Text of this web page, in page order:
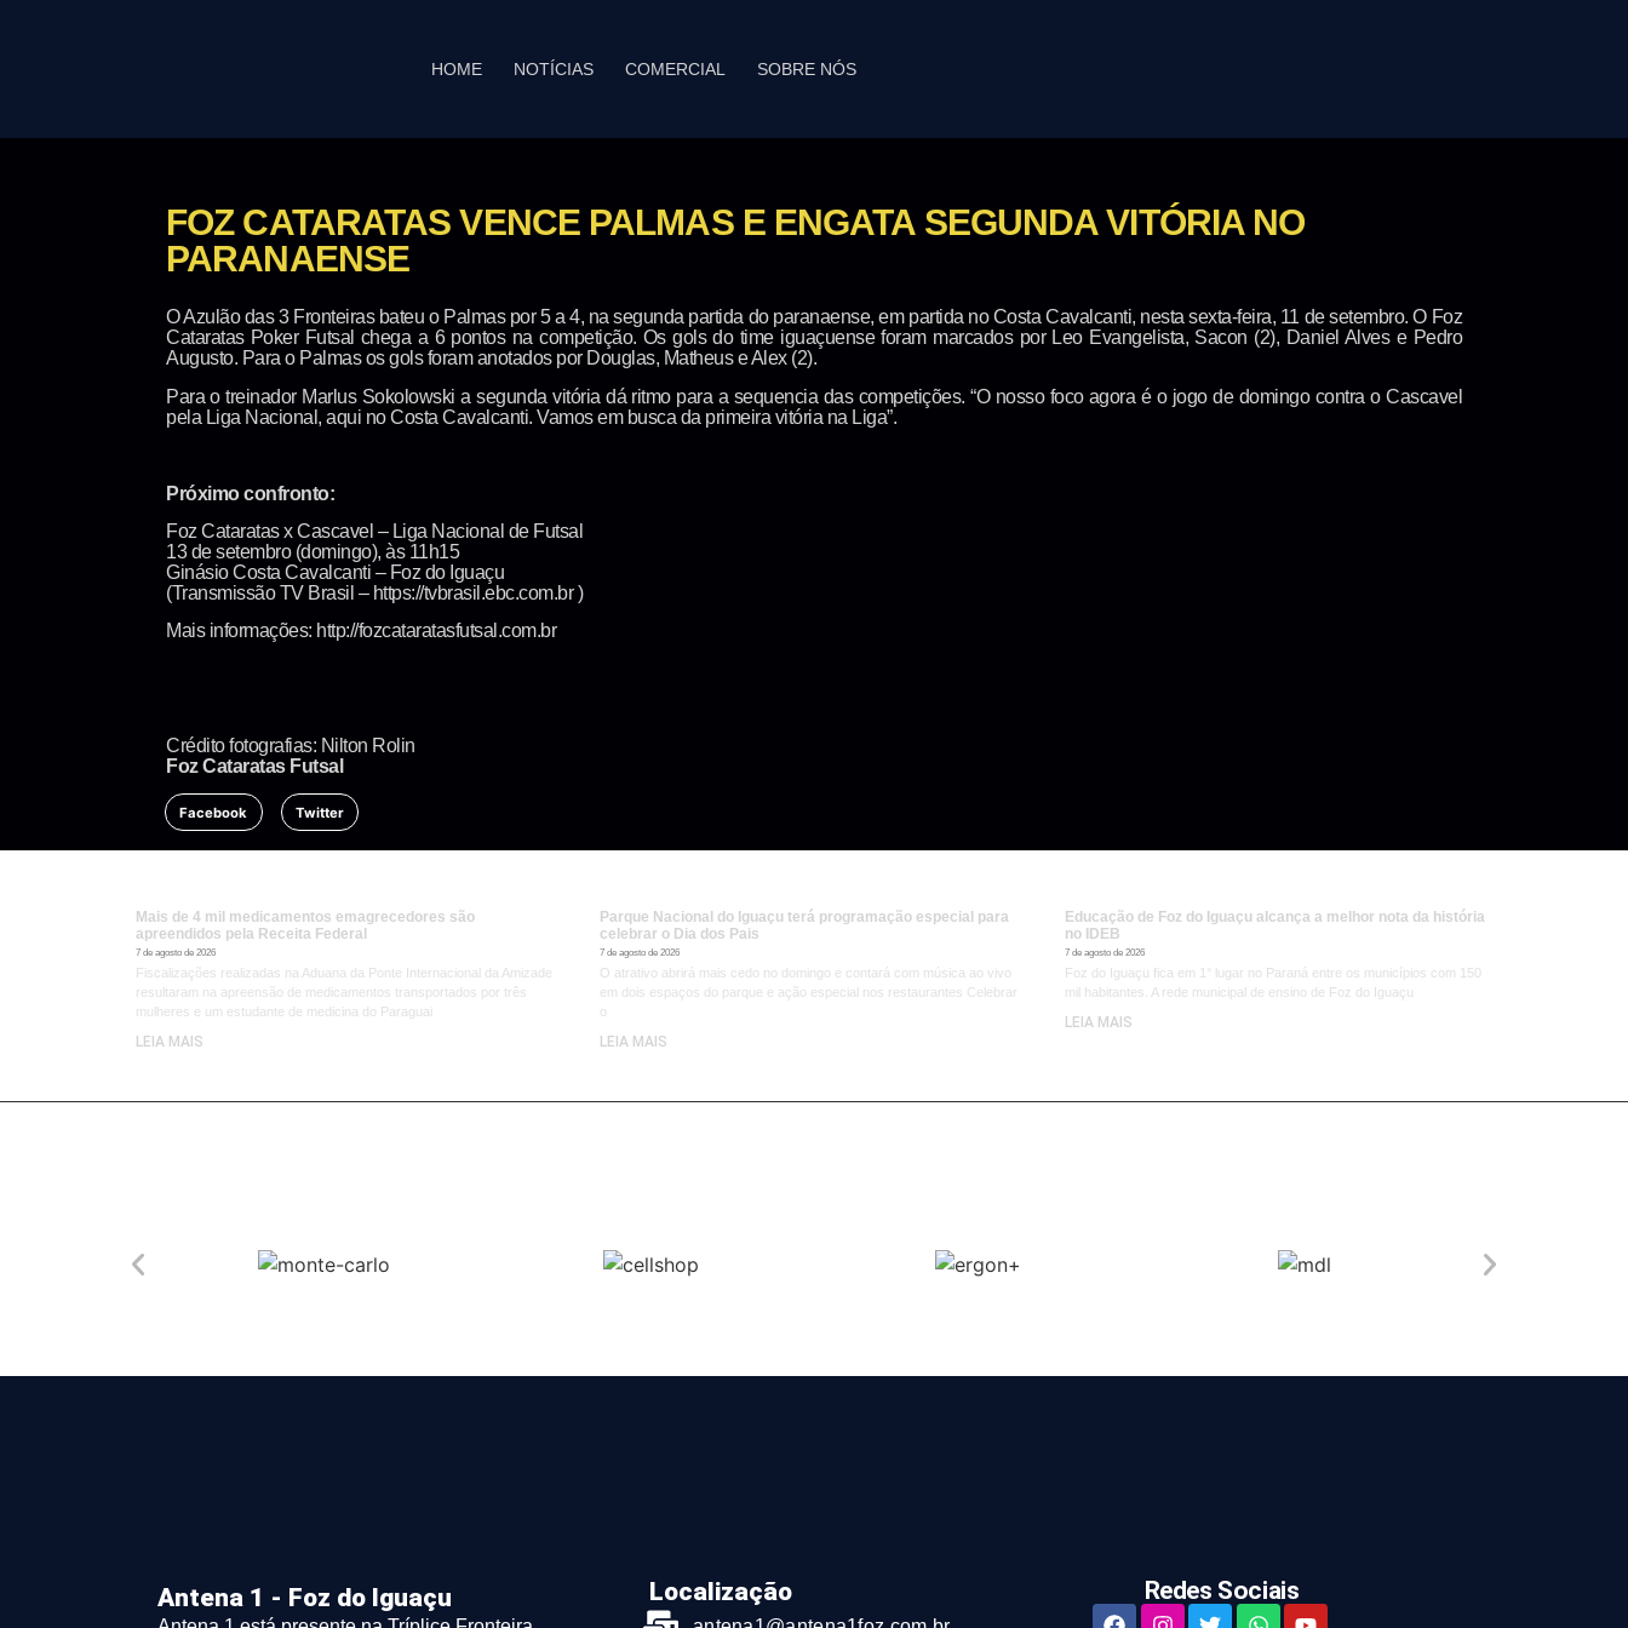
HOME NOTÍCIAS COMERCIAL SOBRE NÓS
FOZ CATARATAS VENCE PALMAS E ENGATA SEGUNDA VITÓRIA NO
PARANAENSE
O Azulão das 3 Fronteiras bateu o Palmas por 5 a 4, na segunda partida do paranaense, em partida no Costa Cavalcanti, nesta sexta-feira, 11 de setembro. O Foz
Cataratas Poker Futsal chega a 6 pontos na competição. Os gols do time iguaçuense foram marcados por Leo Evangelista, Sacon (2), Daniel Alves e Pedro
Augusto. Para o Palmas os gols foram anotados por Douglas, Matheus e Alex (2).
Para o treinador Marlus Sokolowski a segunda vitória dá ritmo para a sequencia das competições. “O nosso foco agora é o jogo de domingo contra o Cascavel
pela Liga Nacional, aqui no Costa Cavalcanti. Vamos em busca da primeira vitória na Liga”.
Próximo confronto:
Foz Cataratas x Cascavel – Liga Nacional de Futsal
13 de setembro (domingo), às 11h15
Ginásio Costa Cavalcanti – Foz do Iguaçu
(Transmissão TV Brasil – https://tvbrasil.ebc.com.br )
Mais informações: http://fozcataratasfutsal.com.br
Crédito fotografias: Nilton Rolin
Foz Cataratas Futsal
Facebook Twitter
Mais de 4 mil medicamentos emagrecedores são
apreendidos pela Receita Federal
7 de agosto de 2026
Fiscalizações realizadas na Aduana da Ponte Internacional da Amizade
resultaram na apreensão de medicamentos transportados por três
mulheres e um estudante de medicina do Paraguai
LEIA MAIS
Parque Nacional do Iguaçu terá programação especial para
celebrar o Dia dos Pais
7 de agosto de 2026
O atrativo abrirá mais cedo no domingo e contará com música ao vivo
em dois espaços do parque e ação especial nos restaurantes Celebrar
o
LEIA MAIS
Educação de Foz do Iguaçu alcança a melhor nota da história
no IDEB
7 de agosto de 2026
Foz do Iguaçu fica em 1° lugar no Paraná entre os municípios com 150
mil habitantes. A rede municipal de ensino de Foz do Iguaçu
LEIA MAIS
Antena 1 - Foz do Iguaçu Localização Redes Sociais